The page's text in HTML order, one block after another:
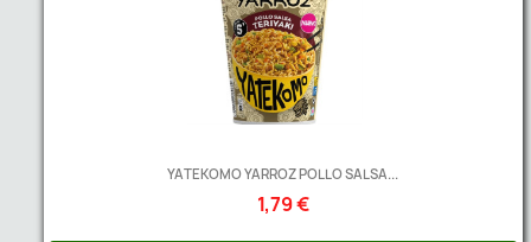
YATEKOMO YARROZ POLLO SALSA...
1,79 €